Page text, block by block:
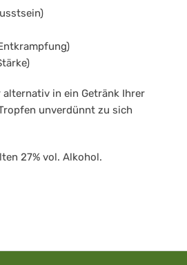
in ein Getränk Ihrer
unverdünnt zu sich
27% vol. Alkohol.